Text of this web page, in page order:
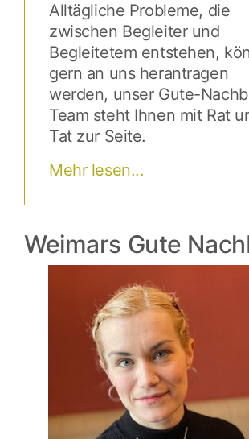
Alltägliche Probleme, die
zwischen Begleiter und
Begleitetem entstehen,
gern an uns herantragen
werden, unser Gute-
Team steht Ihnen mit Rat
Tat zur Seite.
Mehr lesen...
Weimars Gute